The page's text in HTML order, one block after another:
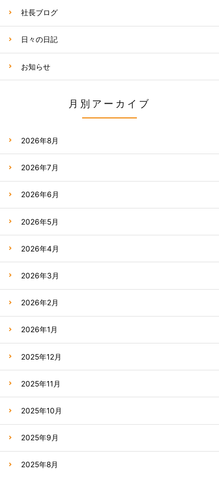
社長ブログ
日々の日記
お知らせ
月別アーカイブ
2026年8月
2026年7月
2026年6月
2026年5月
2026年4月
2026年3月
2026年2月
2026年1月
2025年12月
2025年11月
2025年10月
2025年9月
2025年8月